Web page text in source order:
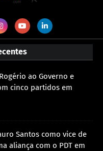
ao Governo e
cinco partidos em
Santos como vice de
aliança com o PDT em